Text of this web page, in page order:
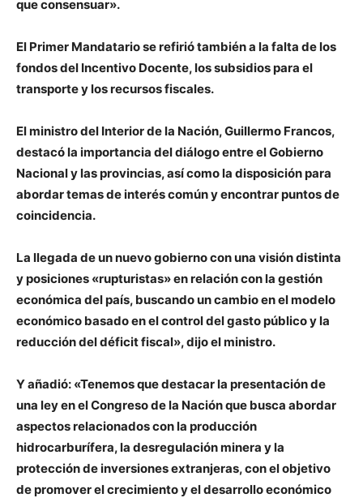
que consensuar».
El Primer Mandatario se refirió también a la falta de los
fondos del Incentivo Docente, los subsidios para el
transporte y los recursos fiscales.
El ministro del Interior de la Nación,Guillermo Francos,
destacóla importancia del diálogo entre el Gobierno
Nacional y las provincias, así como la disposición para
abordar temas de interés común y encontrar puntos de
coincidencia.
La llegada de un nuevo gobierno con una visión distinta
y posiciones «rupturistas» en relación con la gestión
económica del país, buscando un cambio en el modelo
económico basado en el control del gasto público y la
reducción del déficit fiscal», dijo el ministro.
Y añadió: «Tenemos que destacar la presentación de
una ley en el Congreso de la Nación que busca abordar
aspectos relacionados con la producción
hidrocarburífera, la desregulación minera y la
protección de inversiones extranjeras, con el objetivo
de promover el crecimiento y el desarrollo económico